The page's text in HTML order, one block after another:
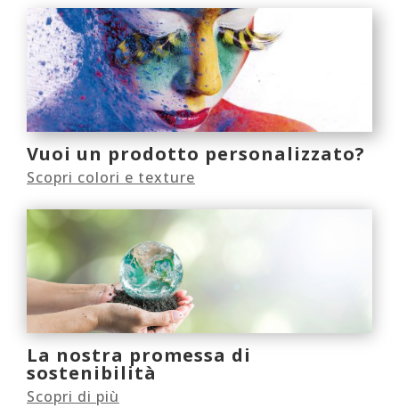
Vuoi un prodotto personalizzato?
Scopri colori e texture
La nostra promessa di
sostenibilità
Scopri di più